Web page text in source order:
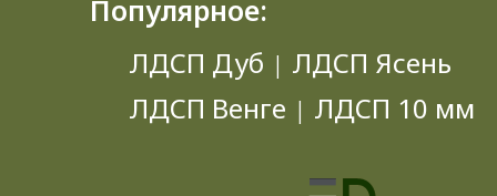
Популярное:
ЛДСП Дуб | ЛДСП Ясень
ЛДСП Венге | ЛДСП 10 мм